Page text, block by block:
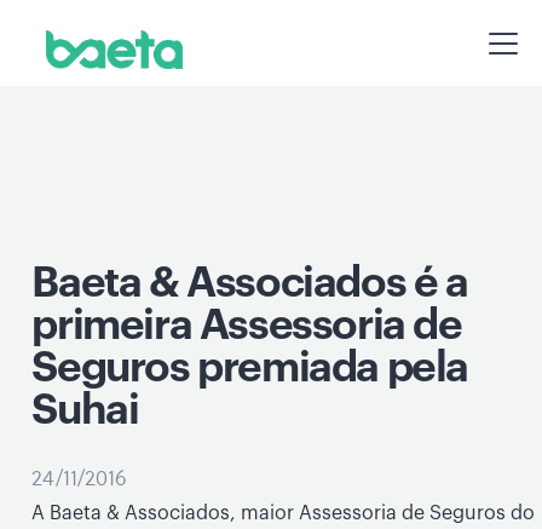
Baeta & Associados é a
primeira Assessoria de
Seguros premiada pela
Suhai
24/11/2016
A Baeta & Associados, maior Assessoria de Seguros do